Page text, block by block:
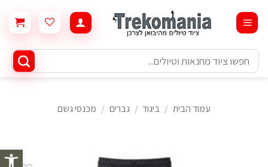
פתח
content
חיפוש
עבור:
עמוד הבית / ביגוד / גברים / מכנסי גשם